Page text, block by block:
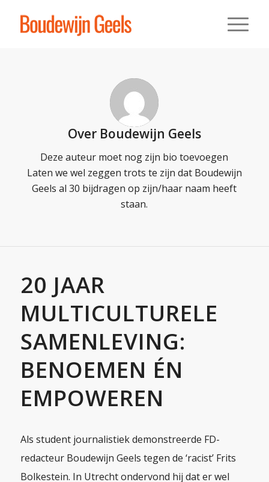
Over Boudewijn Geels
Deze auteur moet nog zijn bio toevoegen
Laten we wel zeggen trots te zijn dat Boudewijn
Geels al 30 bijdragen op zijn/haar naam heeft
staan.
20 JAAR
MULTICULTURELE
SAMENLEVING:
BENOEMEN ÉN
EMPOWEREN
Als student journalistiek demonstreerde FD-
redacteur Boudewijn Geels tegen de ‘racist’ Frits
Bolkestein. In Utrecht ondervond hij dat er wel